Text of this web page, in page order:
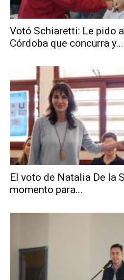
Votó Schiaretti: Le pido
Córdoba que concurra y...
El voto de Natalia De la
momento para...